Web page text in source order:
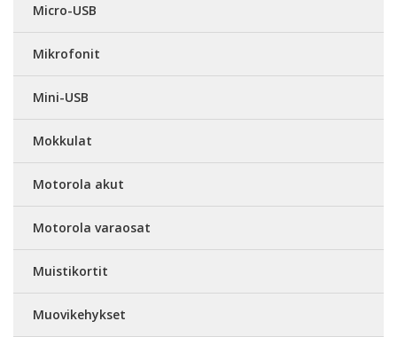
Micro-USB
Mikrofonit
Mini-USB
Mokkulat
Motorola akut
Motorola varaosat
Muistikortit
Muovikehykset